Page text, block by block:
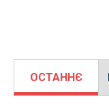
ОСТАННЄ